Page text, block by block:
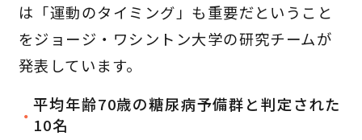
は「運動のタイミング」も重要だということ
をジョージ・ワシントン大学の研究チームが
発表しています。
平均年齢70歳の糖尿病予備群と判定された
10名